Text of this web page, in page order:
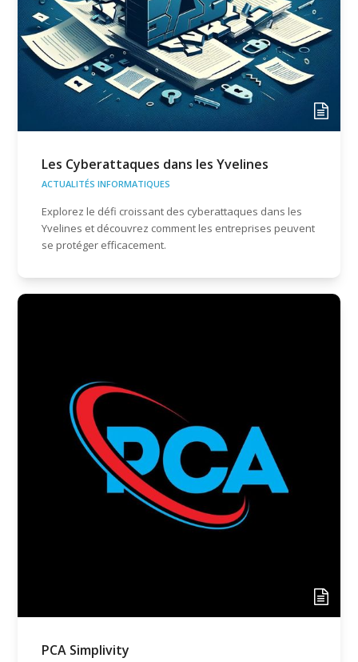
Les Cyberattaques dans les Yvelines
ACTUALITÉS INFORMATIQUES
Explorez le défi croissant des cyberattaques dans les
Yvelines et découvrez comment les entreprises peuvent
se protéger efficacement.
PCA Simplivity